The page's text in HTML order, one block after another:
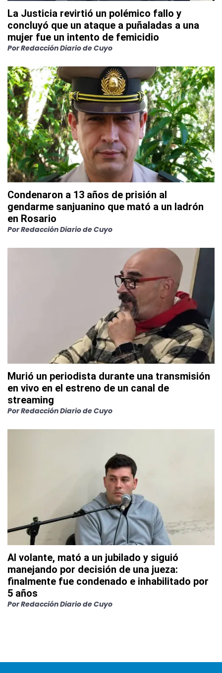
La Justicia revirtió un polémico fallo y
concluyó que un ataque a puñaladas a una
mujer fue un intento de femicidio
PorRedacción Diario de Cuyo
Condenaron a 13 años de prisión al
gendarme sanjuanino que mató a un ladrón
en Rosario
PorRedacción Diario de Cuyo
Murió un periodista durante una transmisión
en vivo en el estreno de un canal de
streaming
PorRedacción Diario de Cuyo
Al volante, mató a un jubilado y siguió
manejando por decisión de una jueza:
finalmente fue condenado e inhabilitado por
5 años
PorRedacción Diario de Cuyo